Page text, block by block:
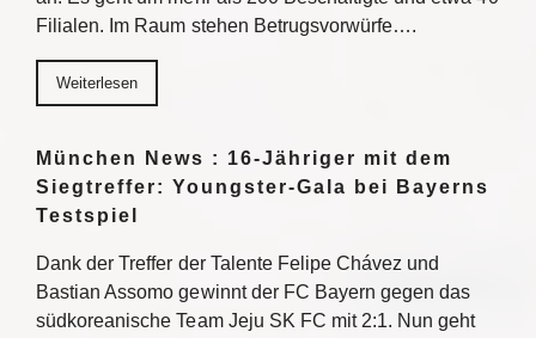
Filialen. Im Raum stehen Betrugsvorwürfe….
Weiterlesen
München News : 16-Jähriger mit dem
Siegtreffer: Youngster-Gala bei Bayerns
Testspiel
Dank der Treffer der Talente Felipe Chávez und
Bastian Assomo gewinnt der FC Bayern gegen das
südkoreanische Team Jeju SK FC mit 2:1. Nun geht